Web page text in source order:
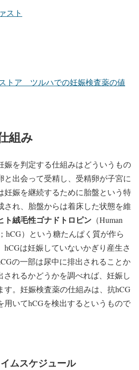
スト
トア ツルハでの妊娠検査薬の値
組み
娠を判定する仕組みはどういうもの
と出会って受精し、受精卵が子宮に
妊娠を継続するために胎盤という特
され、胎盤からは着床した状態を維
ト絨毛性ゴナドトロピン （Human
hCG）という糖たんぱく質が作ら
hCGは妊娠していないかぎり産生さ
の一部は尿中に排出されることか
されるかどうかを調べれば、妊娠し
す。妊娠検査薬の仕組みは、抗hCG
用いてhCGを検出するというもので
ムスケジュール